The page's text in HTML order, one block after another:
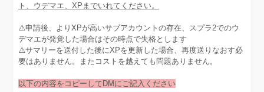
ト、ウデマエ、XPまでいれてください。
⚠️申請後、よりXPが高いサブアカウントの存在、スプラ2でのウ
デマエが発覚した場合はその時点で失格とします
⚠️サマリーを送付した後にXPを更新した場合、再度送りなおす必
要はありません。またコストを越えても問題ありません。
以下の内容をコピーしてDMにご記入ください